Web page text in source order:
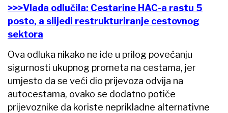
>>>Vlada odlučila: Cestarine HAC-a rastu 5
posto, a slijedi restrukturiranje cestovnog
sektora
Ova odluka nikako ne ide u prilog povećanju
sigurnosti ukupnog prometa na cestama, jer
umjesto da se veći dio prijevoza odvija na
autocestama, ovako se dodatno potiče
prijevoznike da koriste neprikladne alternativne